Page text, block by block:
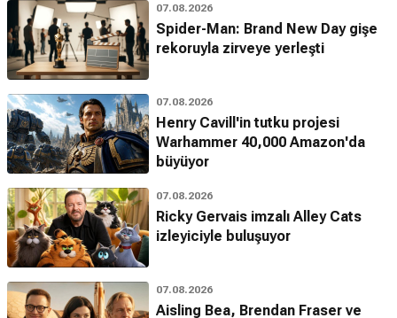
07.08.2026
Spider-Man: Brand New Day gişe
rekoruyla zirveye yerleşti
07.08.2026
Henry Cavill'in tutku projesi
Warhammer 40,000 Amazon'da
büyüyor
07.08.2026
Ricky Gervais imzalı Alley Cats
izleyiciyle buluşuyor
07.08.2026
Aisling Bea, Brendan Fraser ve